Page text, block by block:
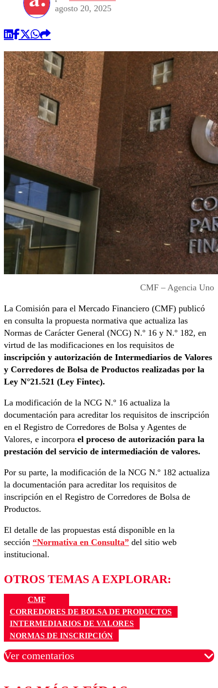
agosto 20, 2025
CMF – Agencia Uno
La Comisión para el Mercado Financiero (CMF) publicó
en consulta la propuesta normativa que actualiza las
Normas de Carácter General (NCG) N.º 16 y N.º 182, en
virtud de las modificaciones en los requisitos de
inscripción y autorización de Intermediarios de Valores
y Corredores de Bolsa de Productos realizadas por la
Ley N°21.521 (Ley Fintec).
La modificación de la NCG N.º 16 actualiza la
documentación para acreditar los requisitos de inscripción
en el Registro de Corredores de Bolsa y Agentes de
Valores, e incorpora el proceso de autorización para la
prestación del servicio de intermediación de valores.
Por su parte, la modificación de la NCG N.º 182 actualiza
la documentación para acreditar los requisitos de
inscripción en el Registro de Corredores de Bolsa de
Productos.
El detalle de las propuestas está disponible en la
sección “Normativa en Consulta” del sitio web
institucional.
OTROS TEMAS A EXPLORAR:
CMF
CORREDORES DE BOLSA DE PRODUCTOS
INTERMEDIARIOS DE VALORES
NORMAS DE INSCRIPCIÓN
Ver comentarios